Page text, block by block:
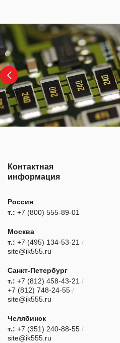
Контактная
информация
Россия
т.: +7 (800) 555-89-01
Москва
т.: +7 (495) 134-53-21 /
site@ik555.ru
Санкт-Петербург
т.: +7 (812) 458-43-21 /
+7 (812) 748-24-55 /
site@ik555.ru
Челябинск
т.: +7 (351) 240-88-55 /
site@ik555.ru